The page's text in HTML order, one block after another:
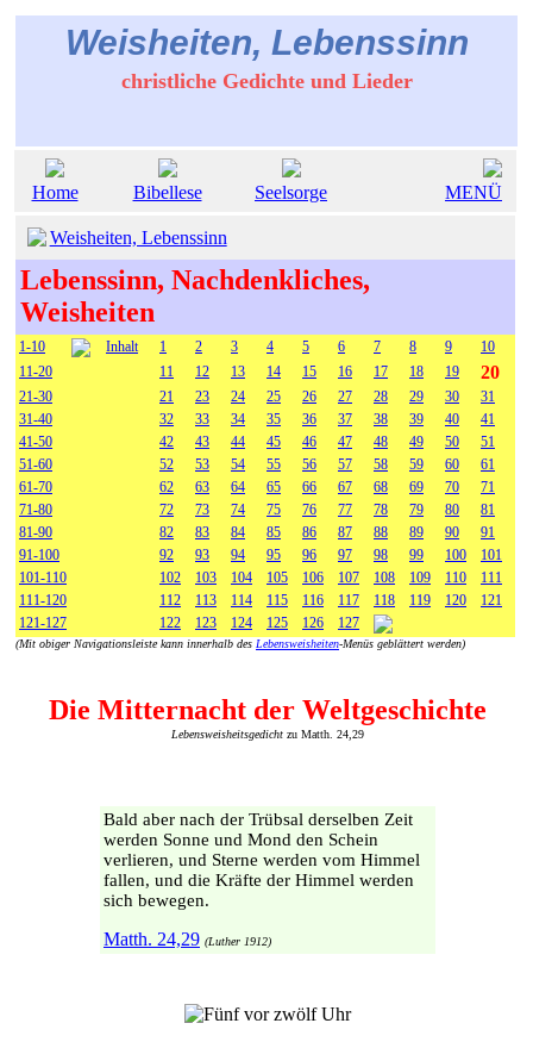
Weisheiten, Lebenssinn
christliche Gedichte und Lieder
Home Bibellese Seelsorge MENÜ
Weisheiten, Lebenssinn
Lebenssinn, Nachdenkliches,
Weisheiten
1-10 Inhalt 1 2 3 4 5 6 7 8 9
10
11-20
11 12 13 14 15 16 17 18 19 20
21-30 21 23 24 25 26 27 28 29 30
31
31-40
32 33 34 35 36 37 38 39 40
41
41-50
42 43 44 45 46 47 48 49 50
51
51-60
52 53 54 55 56 57 58 59 60
61
61-70
62 63 64 65 66 67 68 69 70
71
71-80
72 73 74 75 76 77 78 79 80
81
81-90
82 83 84 85 86 87 88 89 90
91
91-100
92 93 94 95 96 97 98 99 100
101
101-110
102 103 104 105 106 107 108 109 110
111
111-120
112 113 114 115 116 117 118 119 120
121
121-127
122 123 124 125 126 127
(Mit obiger Navigationsleiste kann innerhalb des Lebensweisheiten-Menüs geblättert werden)
Die Mitternacht der Weltgeschichte
Lebensweisheitsgedicht zu Matth. 24,29
Bald aber nach der Trübsal derselben Zeit
werden Sonne und Mond den Schein
verlieren, und Sterne werden vom Himmel
fallen, und die Kräfte der Himmel werden
sich bewegen.
Matth. 24,29 (Luther 1912)